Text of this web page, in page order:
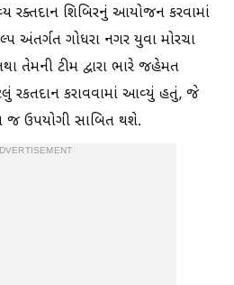
રક્તદાન શિબિરનું આયોજન કરવામાં
અંતર્ગત ગોધરા નગર યુવા મોરચા
તેમની ટીમ દ્વારા ભારે જહેમત
રકતદાન કરાવવામાં આવ્યું હતું, જે
જ ઉપયોગી સાબિત થશે.